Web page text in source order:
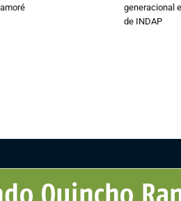
generacional
de INDAP